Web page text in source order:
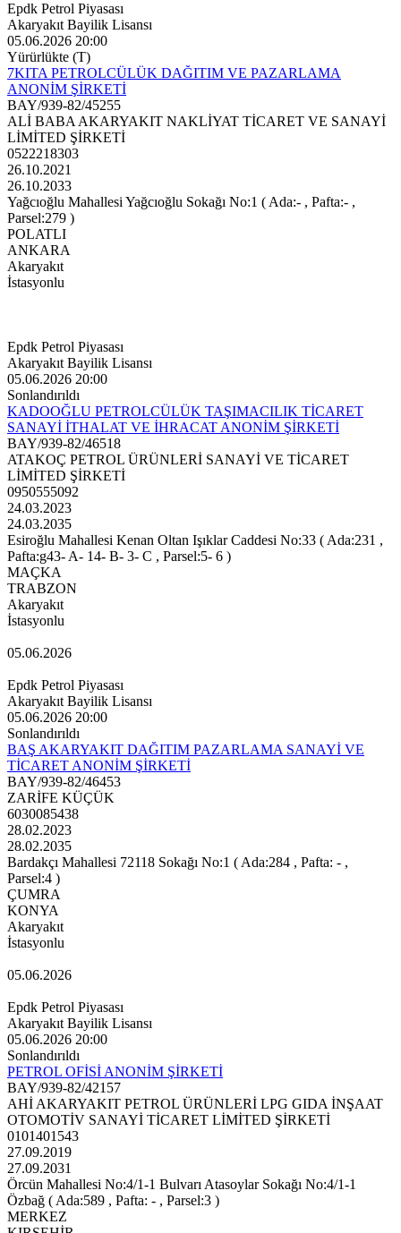
Epdk Petrol Piyasası
Akaryakıt Bayilik Lisansı
05.06.2026 20:00
Yürürlükte (T)
7KITA PETROLCÜLÜK DAĞITIM VE PAZARLAMA
ANONİM ŞİRKETİ
BAY/939-82/45255
ALİ BABA AKARYAKIT NAKLİYAT TİCARET VE SANAYİ
LİMİTED ŞİRKETİ
0522218303
26.10.2021
26.10.2033
Yağcıoğlu Mahallesi Yağcıoğlu Sokağı No:1 ( Ada:- , Pafta:- ,
Parsel:279 )
POLATLI
ANKARA
Akaryakıt
İstasyonlu
Epdk Petrol Piyasası
Akaryakıt Bayilik Lisansı
05.06.2026 20:00
Sonlandırıldı
KADOOĞLU PETROLCÜLÜK TAŞIMACILIK TİCARET
SANAYİ İTHALAT VE İHRACAT ANONİM ŞİRKETİ
BAY/939-82/46518
ATAKOÇ PETROL ÜRÜNLERİ SANAYİ VE TİCARET
LİMİTED ŞİRKETİ
0950555092
24.03.2023
24.03.2035
Esiroğlu Mahallesi Kenan Oltan Işıklar Caddesi No:33 ( Ada:231 ,
Pafta:g43- A- 14- B- 3- C , Parsel:5- 6 )
MAÇKA
TRABZON
Akaryakıt
İstasyonlu
05.06.2026
Epdk Petrol Piyasası
Akaryakıt Bayilik Lisansı
05.06.2026 20:00
Sonlandırıldı
BAŞ AKARYAKIT DAĞITIM PAZARLAMA SANAYİ VE
TİCARET ANONİM ŞİRKETİ
BAY/939-82/46453
ZARİFE KÜÇÜK
6030085438
28.02.2023
28.02.2035
Bardakçı Mahallesi 72118 Sokağı No:1 ( Ada:284 , Pafta: - ,
Parsel:4 )
ÇUMRA
KONYA
Akaryakıt
İstasyonlu
05.06.2026
Epdk Petrol Piyasası
Akaryakıt Bayilik Lisansı
05.06.2026 20:00
Sonlandırıldı
PETROL OFİSİ ANONİM ŞİRKETİ
BAY/939-82/42157
AHİ AKARYAKIT PETROL ÜRÜNLERİ LPG GIDA İNŞAAT
OTOMOTİV SANAYİ TİCARET LİMİTED ŞİRKETİ
0101401543
27.09.2019
27.09.2031
Örcün Mahallesi No:4/1-1 Bulvarı Atasoylar Sokağı No:4/1-1
Özbağ ( Ada:589 , Pafta: - , Parsel:3 )
MERKEZ